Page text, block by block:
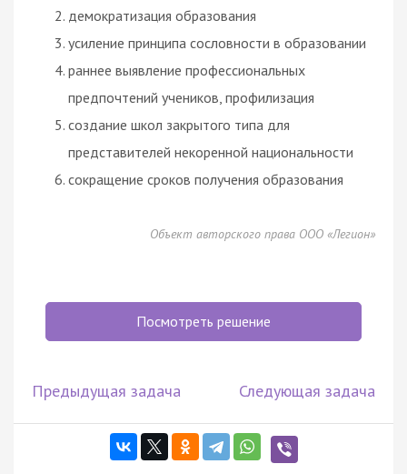
демократизация образования
усиление принципа сословности в образовании
раннее выявление профессиональных
предпочтений учеников, профилизация
создание школ закрытого типа для
представителей некоренной национальности
сокращение сроков получения образования
Объект авторского права ООО «Легион»
Посмотреть решение
Предыдущая задача Следующая задача